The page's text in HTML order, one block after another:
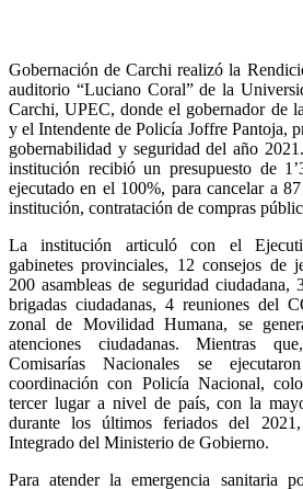
Gobernación de Carchi realizó la
auditorio “Luciano Coral” de la
Carchi, UPEC, donde el gobernador de
y el Intendente de Policía Joffre Pantoja,
gobernabilidad y seguridad del año
institución recibió un presupuesto de
ejecutado en el 100%, para cancelar a
institución, contratación de compras
La institución articuló con el
gabinetes provinciales, 12 consejos de
200 asambleas de seguridad ciudadana,
brigadas ciudadanas, 4 reuniones del
zonal de Movilidad Humana, se
atenciones ciudadanas. Mientras
Comisarías Nacionales se
coordinación con Policía Nacional,
tercer lugar a nivel de país, con la
durante los últimos feriados del
Integrado del Ministerio de Gobierno.
Para atender la emergencia sanitaria